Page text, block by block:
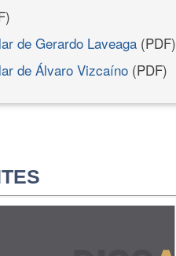
de Gerardo Laveaga (PDF)
de Álvaro Vizcaíno (PDF)